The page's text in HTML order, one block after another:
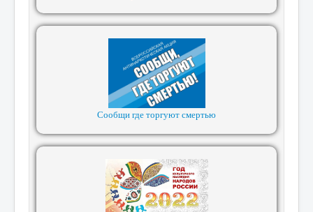
Сообщи где торгуют смертью